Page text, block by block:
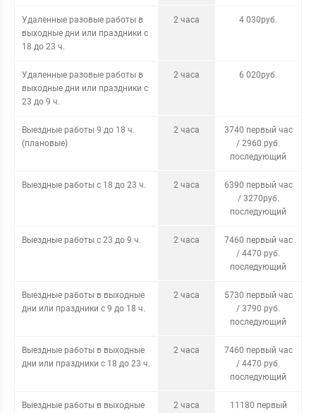
Удаленные разовые работы в
выходные дни или праздники с
18 до 23 ч.
2 часа 4 030руб.
Удаленные разовые работы в
выходные дни или праздники с
23 до 9 ч.
2 часа 6 020руб.
Выездные работы 9 до 18 ч.
(плановые)
2 часа
3740 первый час
/ 2960 руб.
последующий
Выездные работы с 18 до 23 ч. 2 часа
6390 первый час
/ 3270руб.
последующий
Выездные работы с 23 до 9 ч. 2 часа
7460 первый час
/ 4470 руб.
последующий
Выездные работы в выходные
дни или праздники с 9 до 18 ч.
2 часа
5730 первый час
/ 3790 руб.
последующий
Выездные работы в выходные
дни или праздники с 18 до 23 ч.
2 часа
7460 первый час
/ 4470 руб.
последующий
Выездные работы в выходные
2 часа
11180 первый